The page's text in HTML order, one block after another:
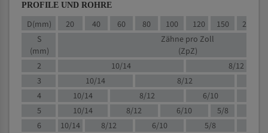
PROFILE UND ROHRE
D(mm) 20 40 60 80 100 120 150 200
S
(mm)
Zähne pro Zoll
(ZpZ)
2
10/14
8/12
3
10/14 8/12
4
10/14 8/12 6/10
5
10/14 8/12 6/10
5/8
6
10/14 8/12 6/10
5/8